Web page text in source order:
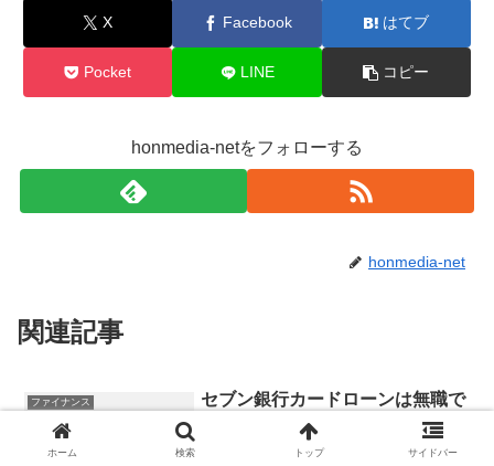
X Facebook はてブ
Pocket LINE コピー
honmedia-netをフォローする
honmedia-net
関連記事
ファイナンス
セブン銀行カードローンは無職で
も借りれる？審査甘い？収入なし
は借りれない。申し込み条件！パ
ホーム 検索 トップ サイドバー